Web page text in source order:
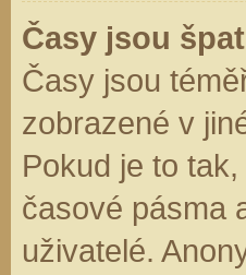
Časy jsou
Časy jsou
zobrazené v
Pokud je to
časové pásma
uživatelé.